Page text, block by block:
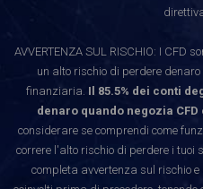
AVVERTENZA SUL RISCHIO: I CFD
un alto rischio di perdere
finanziaria. Il 85.5% dei conti
denaro quando negozia
considerare se comprendi come
correre l'alto rischio di perdere i tuoi
completa avvertenza sul rischio